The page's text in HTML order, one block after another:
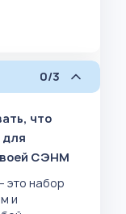
0/3
что
для
СЭНМ
это набор
и